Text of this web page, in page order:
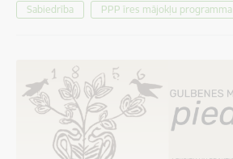
Sabiedrība PPP īres mājokļu programma